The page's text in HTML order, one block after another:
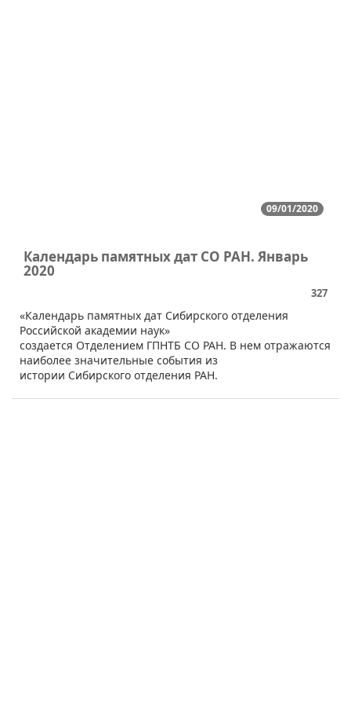
09/01/2020
Календарь памятных дат СО РАН. Январь
2020
327
​«Календарь памятных дат Сибирского отделения
Российской академии наук»
создается Отделением ГПНТБ СО РАН. В нем отражаются
наиболее значительные события из
истории Сибирского отделения РАН.